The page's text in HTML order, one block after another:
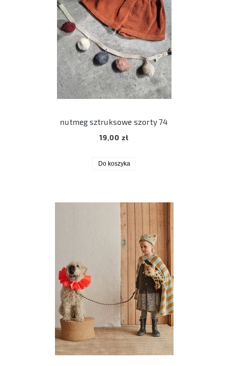
nutmeg sztruksowe szorty 74
19,00 zł
Do koszyka